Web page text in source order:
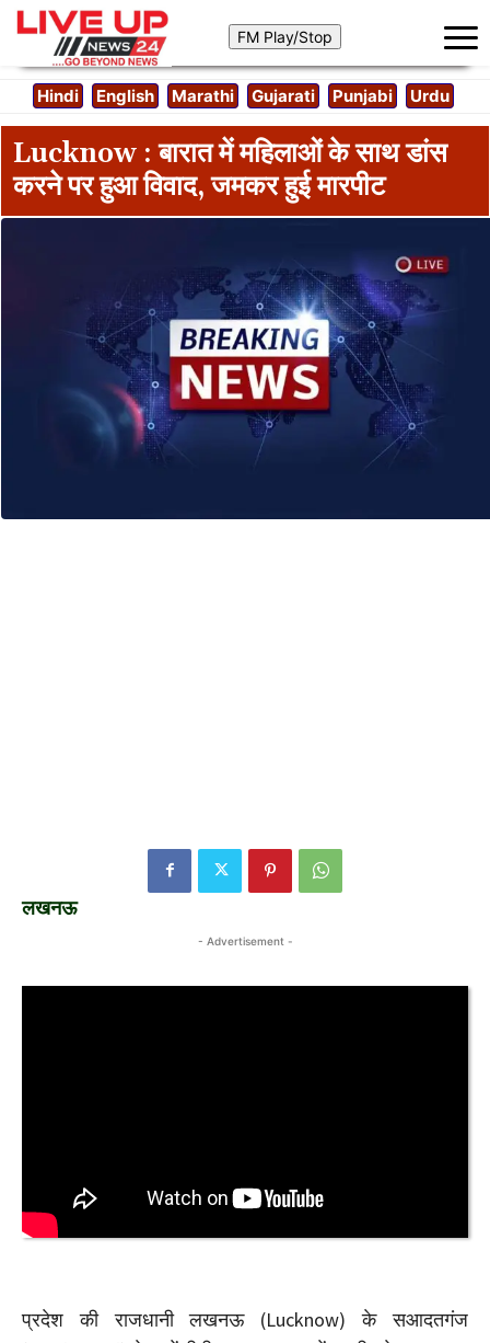
Hindi English Marathi Gujarati Punjabi Urdu
Lucknow : बारात में महिलाओं के साथ डांस
करने पर हुआ विवाद, जमकर हुई मारपीट
लखनऊ
- Advertisement -
प्रदेश की राजधानी लखनऊ (Lucknow) के सआदतगंज